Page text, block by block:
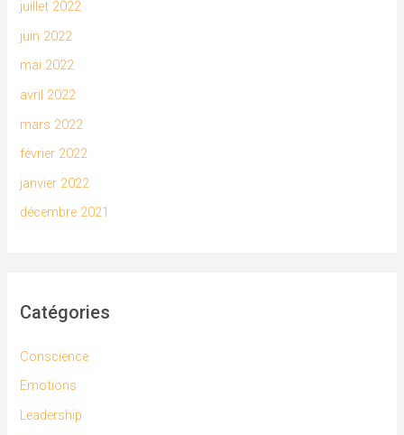
juillet 2022
juin 2022
mai 2022
avril 2022
mars 2022
février 2022
janvier 2022
décembre 2021
Catégories
Conscience
Emotions
Leadership